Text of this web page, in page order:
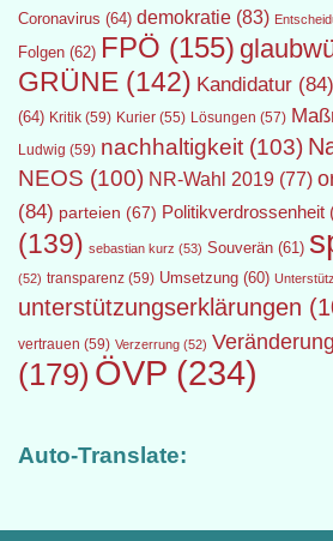
Coronavirus (64) demokratie (83)
Folgen (62) FPÖ (155)
GRÜNE (142) Kandidatur (84)
(64) Kritik (59) Kurier (55) Lösungen (57)
Ludwig (59) nachhaltigkeit (103)
NEOS (100) NR-Wahl 2019 (77)
(84) parteien (67) Politikverdrossenheit
(139) sebastian kurz (53) Souverän (61)
(52) transparenz (59) Umsetzung (60)
unterstützungserklärungen
vertrauen (59) Verzerrung (52) Veränderung
(179) ÖVP (234)
Auto-Translate: